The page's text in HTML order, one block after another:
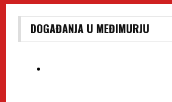
DOGAĐANJA U MEĐIMURJU